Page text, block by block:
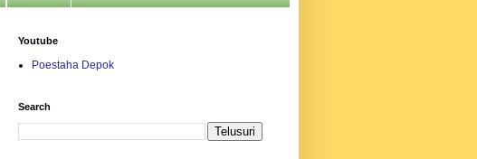
Youtube
Poestaha Depok
Search